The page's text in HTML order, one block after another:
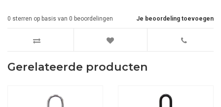
Je beoordeling toevoegen
0 sterren op basis van 0 beoordelingen
Gerelateerde producten